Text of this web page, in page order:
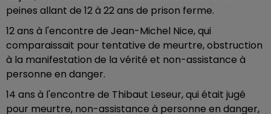
peines allant de 12 à 22 ans de prison ferme.
12 ans à l'encontre de Jean-Michel Nice, qui
comparaissait pour tentative de meurtre, obstruction
à la manifestation de la vérité et non-assistance à
personne en danger.
14 ans à l'encontre de Thibaut Leseur, qui était jugé
pour meurtre, non-assistance à personne en danger,